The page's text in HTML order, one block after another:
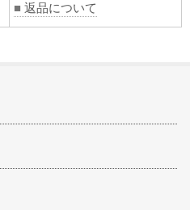
■ 返品について